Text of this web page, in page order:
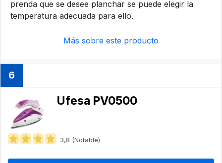
prenda que se desee planchar se puede elegir la
temperatura adecuada para ello.
Más sobre este producto
6
Ufesa PV0500
3,8 (Notable)